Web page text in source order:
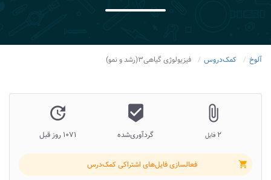
آلوخ کمک‌دروس فیزیولوژی گیاهی۳(رشد و نمو)
attach_file
۲ فایل
beenhere
گردآوری‌شده
update
۱۰۷۱ روز قبل
shopping_cart فعالسازی فایل‌های اشتراکی کمک‌درس